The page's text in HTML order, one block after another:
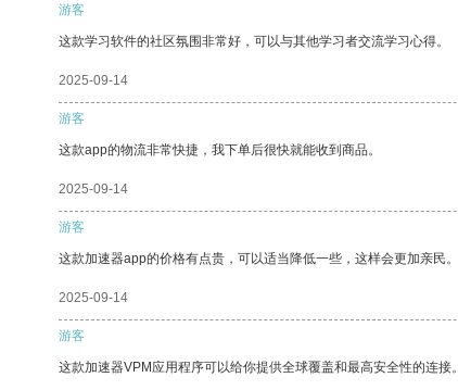
游客
这款学习软件的社区氛围非常好，可以与其他学习者交流学习心得。
2025-09-14
游客
这款app的物流非常快捷，我下单后很快就能收到商品。
2025-09-14
游客
这款加速器app的价格有点贵，可以适当降低一些，这样会更加亲民。
2025-09-14
游客
这款加速器VPM应用程序可以给你提供全球覆盖和最高安全性的连接。